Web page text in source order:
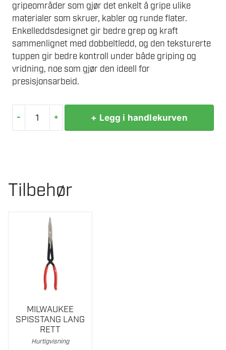
gripeområder som gjør det enkelt å gripe ulike
materialer som skruer, kabler og runde flater.
Enkelleddsdesignet gir bedre grep og kraft
sammenlignet med dobbeltledd, og den teksturerte
tuppen gir bedre kontroll under både griping og
vridning, noe som gjør den ideell for
presisjonsarbeid.
-
MILWAUKEE
+ + Legg i handlekurven
Tilbehør
MILWAUKEE
SPISSTANG LANG
RETT
Hurtigvisning